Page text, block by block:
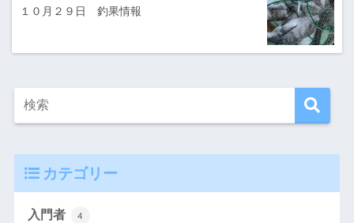
１０月２９日 釣果情報
カテゴリー
入門者 4